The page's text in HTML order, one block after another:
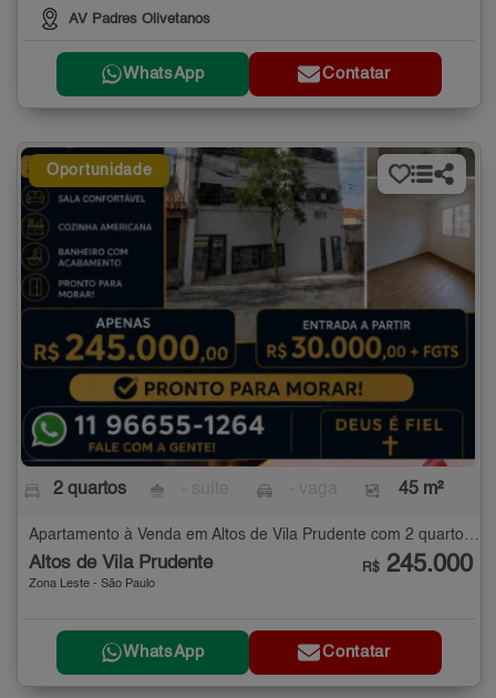
AV Padres Olivetanos
WhatsApp Contatar
Oportunidade
2 quartos 45 m²
Altos de Vila Prudente
Zona Leste - São Paulo
R$ 245.000
WhatsApp Contatar